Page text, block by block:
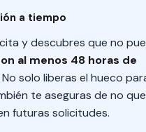
a tiempo
y descubres que no
al menos 48 horas de
No solo liberas el hueco
te aseguras de no
futuras solicitudes.